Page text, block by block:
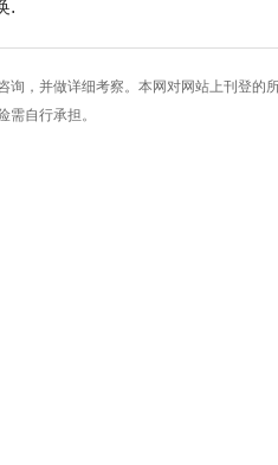
.
询，并做详细考察。本网对网站上刊登
需自行承担。